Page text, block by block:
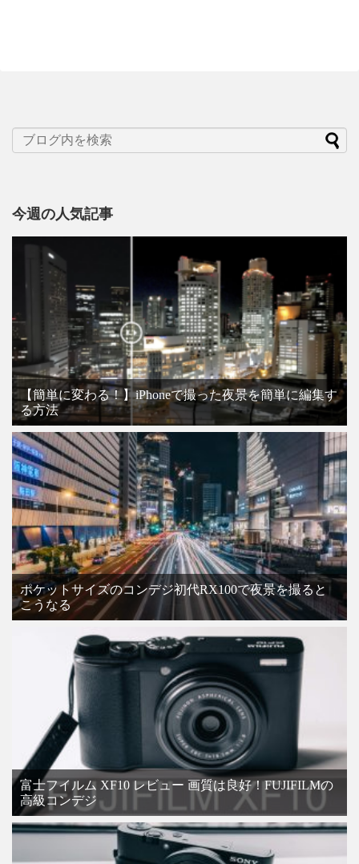
今週の人気記事
【簡単に変わる！】iPhoneで撮った夜景を簡単に編集す
る方法
ポケットサイズのコンデジ初代RX100で夜景を撮ると
こうなる
富士フイルム XF10 レビュー 画質は良好！FUJIFILMの
高級コンデジ